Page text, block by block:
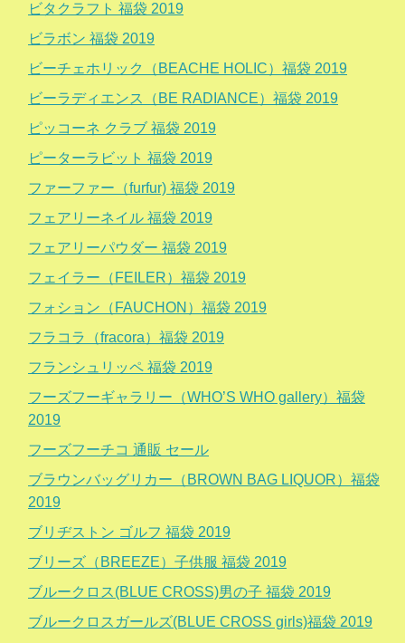
ビタクラフト 福袋 2019
ビラボン 福袋 2019
ビーチェホリック（BEACHE HOLIC）福袋 2019
ビーラディエンス（BE RADIANCE）福袋 2019
ピッコーネ クラブ 福袋 2019
ピーターラビット 福袋 2019
ファーファー（furfur) 福袋 2019
フェアリーネイル 福袋 2019
フェアリーパウダー 福袋 2019
フェイラー（FEILER）福袋 2019
フォション（FAUCHON）福袋 2019
フラコラ（fracora）福袋 2019
フランシュリッペ 福袋 2019
フーズフーギャラリー（WHO’S WHO gallery）福袋
2019
フーズフーチコ 通販 セール
ブラウンバッグリカー（BROWN BAG LIQUOR）福袋
2019
ブリヂストン ゴルフ 福袋 2019
ブリーズ（BREEZE）子供服 福袋 2019
ブルークロス(BLUE CROSS)男の子 福袋 2019
ブルークロスガールズ(BLUE CROSS girls)福袋 2019